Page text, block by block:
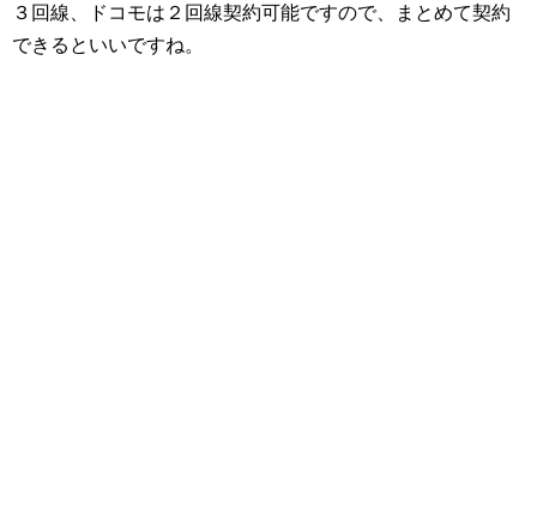
３回線、ドコモは２回線契約可能ですので、まとめて契約
できるといいですね。